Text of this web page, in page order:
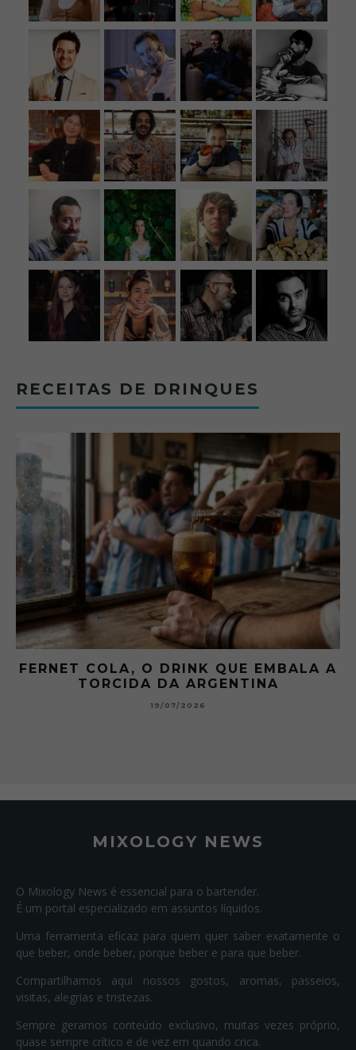
RECEITAS DE DRINQUES
FERNET COLA, O DRINK QUE EMBALA A
TORCIDA DA ARGENTINA
19/07/2026
MIXOLOGY NEWS
O Mixology News é essencial para o bartender.
É um portal especializado em assuntos líquidos.
Uma ferramenta eficaz para quem quer saber exatamente o
que beber, onde beber, porque beber e para que beber.
Compartilhamos aqui nossos gostos, aromas, passeios,
visitas, alegrias e tristezas.
Sempre geramos conteúdo exclusivo, muitas vezes próprio,
quase sempre crítico e de vez em quando crica.